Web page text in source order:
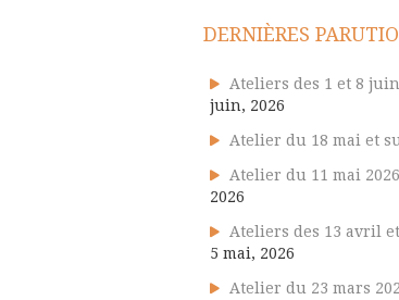
DERNIÈRES
Ateliers des 1 et 8
juin, 2026
Atelier du 18 mai et
Atelier du 11 mai
2026
Ateliers des 13 avril
5 mai, 2026
Atelier du 23 mars